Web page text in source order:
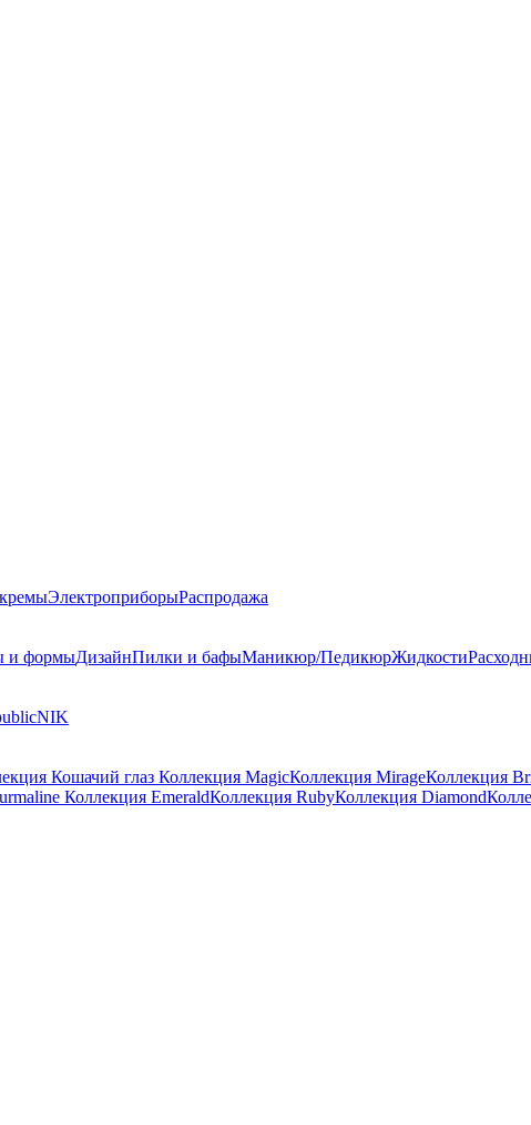
ЭлектроприборыРаспродажа
и формыДизайнПилки и бафыМаникюр/ПедикюрЖидкости
NIK
Кошачий глаз Коллекция MagicКоллекция MirageКоллекция
Коллекция EmeraldКоллекция RubyКоллекция Diamond